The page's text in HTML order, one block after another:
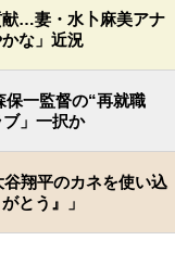
…妻・水卜麻美アナ
な」近況
保一監督の“再就職
」一択か
翔平のカネを使い込
とう』」